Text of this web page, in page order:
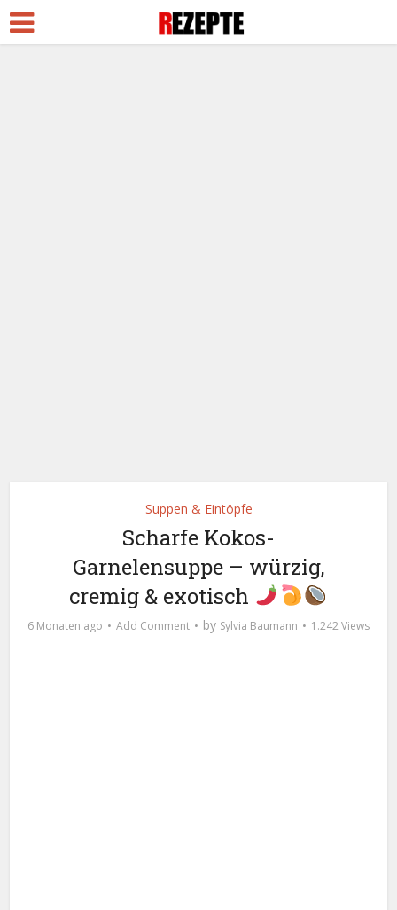
Suppen & Eintöpfe
Scharfe Kokos-
Garnelensuppe – würzig,
cremig & exotisch
6 Monaten ago Add Comment by Sylvia Baumann 1.242 Views